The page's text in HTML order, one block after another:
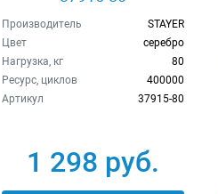
Производитель
STAYER
Цвет
серебро
Нагрузка, кг
80
Ресурс, циклов
400000
Артикул
37915-80
1 298 руб.